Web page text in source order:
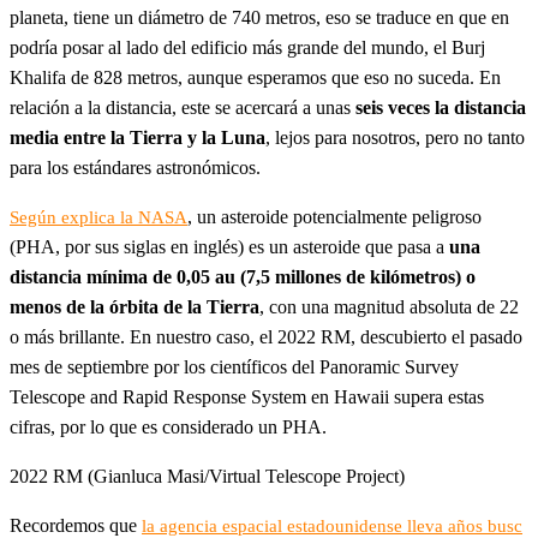
planeta, tiene un diámetro de 740 metros, eso se traduce en que en
podría posar al lado del edificio más grande del mundo, el Burj
Khalifa de 828 metros, aunque esperamos que eso no suceda. En
relación a la distancia, este se acercará a unas seis veces la distancia
media entre la Tierra y la Luna, lejos para nosotros, pero no tanto
para los estándares astronómicos.
Según explica la NASA, un asteroide potencialmente peligroso
(PHA, por sus siglas en inglés) es un asteroide que pasa a una
distancia mínima de 0,05 au (7,5 millones de kilómetros) o
menos de la órbita de la Tierra, con una magnitud absoluta de 22
o más brillante. En nuestro caso, el 2022 RM, descubierto el pasado
mes de septiembre por los científicos del Panoramic Survey
Telescope and Rapid Response System en Hawaii supera estas
cifras, por lo que es considerado un PHA.
2022 RM (Gianluca Masi/Virtual Telescope Project)
Recordemos que la agencia espacial estadounidense lleva años busc